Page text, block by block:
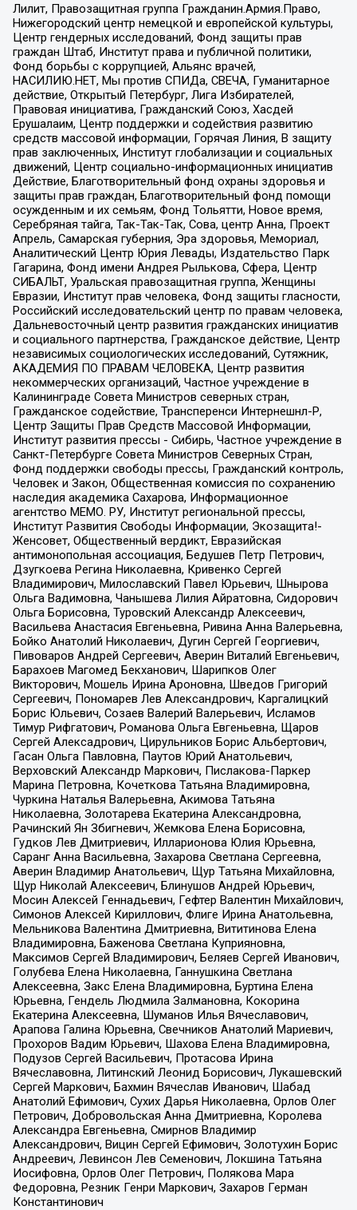
Лилит, Правозащитная группа Гражданин.Армия.Право,
Нижегородский центр немецкой и европейской культуры,
Центр гендерных исследований, Фонд защиты прав
граждан Штаб, Институт права и публичной политики,
Фонд борьбы с коррупцией, Альянс врачей,
НАСИЛИЮ.НЕТ, Мы против СПИДа, СВЕЧА, Гуманитарное
действие, Открытый Петербург, Лига Избирателей,
Правовая инициатива, Гражданский Союз, Хасдей
Ерушалаим, Центр поддержки и содействия развитию
средств массовой информации, Горячая Линия, В защиту
прав заключенных, Институт глобализации и социальных
движений, Центр социально-информационных инициатив
Действие, Благотворительный фонд охраны здоровья и
защиты прав граждан, Благотворительный фонд помощи
осужденным и их семьям, Фонд Тольятти, Новое время,
Серебряная тайга, Так-Так-Так, Сова, центр Анна, Проект
Апрель, Самарская губерния, Эра здоровья, Мемориал,
Аналитический Центр Юрия Левады, Издательство Парк
Гагарина, Фонд имени Андрея Рылькова, Сфера, Центр
СИБАЛЬТ, Уральская правозащитная группа, Женщины
Евразии, Институт прав человека, Фонд защиты гласности,
Российский исследовательский центр по правам человека,
Дальневосточный центр развития гражданских инициатив
и социального партнерства, Гражданское действие, Центр
независимых социологических исследований, Сутяжник,
АКАДЕМИЯ ПО ПРАВАМ ЧЕЛОВЕКА, Центр развития
некоммерческих организаций, Частное учреждение в
Калининграде Совета Министров северных стран,
Гражданское содействие, Трансперенси Интернешнл-Р,
Центр Защиты Прав Средств Массовой Информации,
Институт развития прессы - Сибирь, Частное учреждение в
Санкт-Петербурге Совета Министров Северных Стран,
Фонд поддержки свободы прессы, Гражданский контроль,
Человек и Закон, Общественная комиссия по сохранению
наследия академика Сахарова, Информационное
агентство МЕМО. РУ, Институт региональной прессы,
Институт Развития Свободы Информации, Экозащита!-
Женсовет, Общественный вердикт, Евразийская
антимонопольная ассоциация, Бедушев Петр Петрович,
Дзугкоева Регина Николаевна, Кривенко Сергей
Владимирович, Милославский Павел Юрьевич, Шнырова
Ольга Вадимовна, Чанышева Лилия Айратовна, Сидорович
Ольга Борисовна, Туровский Александр Алексеевич,
Васильева Анастасия Евгеньевна, Ривина Анна Валерьевна,
Бойко Анатолий Николаевич, Дугин Сергей Георгиевич,
Пивоваров Андрей Сергеевич, Аверин Виталий Евгеньевич,
Барахоев Магомед Бекханович, Шарипков Олег
Викторович, Мошель Ирина Ароновна, Шведов Григорий
Сергеевич, Пономарев Лев Александрович, Каргалицкий
Борис Юльевич, Созаев Валерий Валерьевич, Исламов
Тимур Рифгатович, Романова Ольга Евгеньевна, Щаров
Сергей Алексадрович, Цирульников Борис Альбертович,
Гасан Ольга Павловна, Паутов Юрий Анатольевич,
Верховский Александр Маркович, Пислакова-Паркер
Марина Петровна, Кочеткова Татьяна Владимировна,
Чуркина Наталья Валерьевна, Акимова Татьяна
Николаевна, Золотарева Екатерина Александровна,
Рачинский Ян Збигневич, Жемкова Елена Борисовна,
Гудков Лев Дмитриевич, Илларионова Юлия Юрьевна,
Саранг Анна Васильевна, Захарова Светлана Сергеевна,
Аверин Владимир Анатольевич, Щур Татьяна Михайловна,
Щур Николай Алексеевич, Блинушов Андрей Юрьевич,
Мосин Алексей Геннадьевич, Гефтер Валентин Михайлович,
Симонов Алексей Кириллович, Флиге Ирина Анатольевна,
Мельникова Валентина Дмитриевна, Вититинова Елена
Владимировна, Баженова Светлана Куприяновна,
Максимов Сергей Владимирович, Беляев Сергей Иванович,
Голубева Елена Николаевна, Ганнушкина Светлана
Алексеевна, Закс Елена Владимировна, Буртина Елена
Юрьевна, Гендель Людмила Залмановна, Кокорина
Екатерина Алексеевна, Шуманов Илья Вячеславович,
Арапова Галина Юрьевна, Свечников Анатолий Мариевич,
Прохоров Вадим Юрьевич, Шахова Елена Владимировна,
Подузов Сергей Васильевич, Протасова Ирина
Вячеславовна, Литинский Леонид Борисович, Лукашевский
Сергей Маркович, Бахмин Вячеслав Иванович, Шабад
Анатолий Ефимович, Сухих Дарья Николаевна, Орлов Олег
Петрович, Добровольская Анна Дмитриевна, Королева
Александра Евгеньевна, Смирнов Владимир
Александрович, Вицин Сергей Ефимович, Золотухин Борис
Андреевич, Левинсон Лев Семенович, Локшина Татьяна
Иосифовна, Орлов Олег Петрович, Полякова Мара
Федоровна, Резник Генри Маркович, Захаров Герман
Константинович